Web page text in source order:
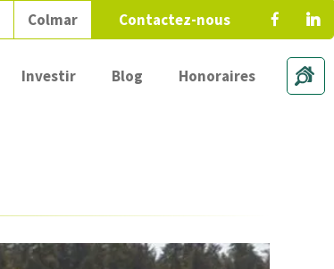
Investir Blog Honoraires
Colmar Contactez-nous